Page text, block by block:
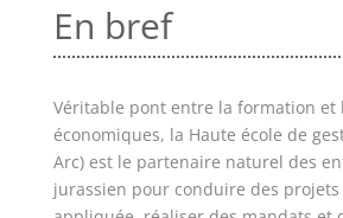
En bref
Véritable pont entre la formation et
économiques, la Haute école de
Arc) est le partenaire naturel des
jurassien pour conduire des